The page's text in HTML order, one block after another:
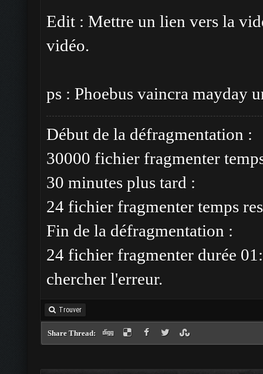
Edit : Mettre un lien vers la
vidéo.
ps : Phoebus vaincra mayday
Début de la défragmentation :
30000 fichier fragmenter
30 minutes plus tard :
24 fichier fragmenter temps
Fin de la défragmentation :
24 fichier fragmenter durée
chercher l'erreur.
Trouver
Share Thread: